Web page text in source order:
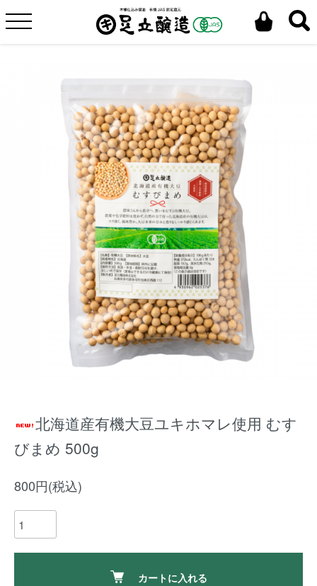
ホーム 蔵元オリジナル 有機大豆
北海道産有機大豆ユキホマレ使用 むす
びまめ 500g
800円(税込)
カートに入れる